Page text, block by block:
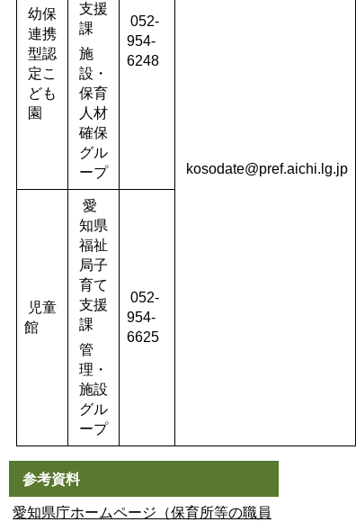
幼保
連携
型認
定こ
ども
園
支援
課
施
設・
保育
人材
確保
グル
ープ
052-
954-
6248
kosodate@pref.aichi.lg.jp
児童
館
愛
知県
福祉
局子
育て
支援
課
管
理・
施設
グル
ープ
052-
954-
6625
参考資料
愛知県庁ホームページ（保育所等の職員